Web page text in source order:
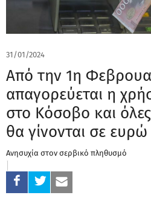
31/01/2024
Από την 1η
απαγορεύεται η
στο Κόσοβο και
θα γίνονται σε ευρώ
Ανησυχία στον σερβικό πληθυσμό